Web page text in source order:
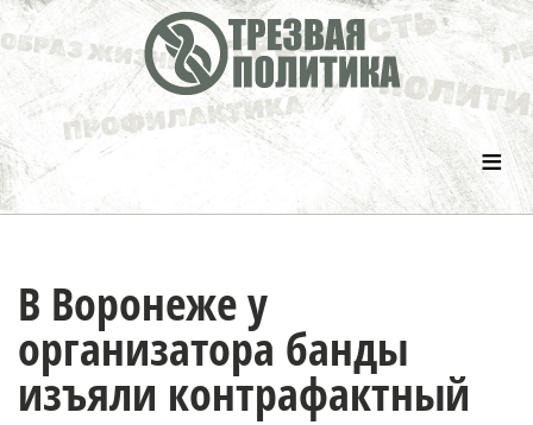
≡
В Воронеже у
организатора банды
изъяли контрафактный